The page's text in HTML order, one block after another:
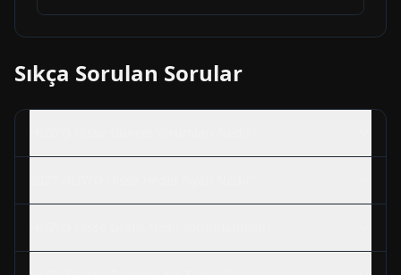
Sıkça Sorulan Sorular